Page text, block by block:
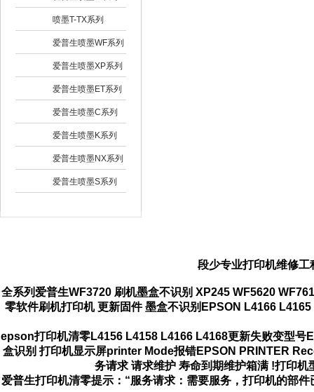
喷墨T-TX系列
爱普生喷墨WF系列
爱普生喷墨XP系列
爱普生喷墨ET系列
爱普生喷墨C系列
爱普生喷墨K系列
爱普生喷墨NX系列
爱普生喷墨S系列
段少专业打印机维修
全系列爱普生WF3720 刷机墨盒不识别 XP245 WF5620
零软件刷机打印机 更新固件 墨盒不识别 EPSON L4166
epson打印机清零L4156 L4158 L4166 L4168更新失败变型号
盒识别 打印机显示屏printer Mode报错EPSON PRINTER
务请求 请求维护 寿命到期维护箱满 !打印
爱普生打印机清零提示：“服务请求：需要服务，打印机的部件